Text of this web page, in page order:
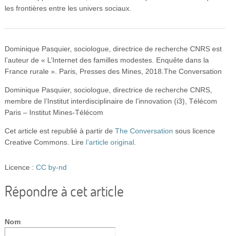
les frontières entre les univers sociaux.
Dominique Pasquier, sociologue, directrice de recherche CNRS est
l’auteur de « L’Internet des familles modestes. Enquête dans la
France rurale ». Paris, Presses des Mines, 2018.The Conversation
Dominique Pasquier, sociologue, directrice de recherche CNRS,
membre de l’Institut interdisciplinaire de l’innovation (i3), Télécom
Paris – Institut Mines-Télécom
Cet article est republié à partir de The Conversation sous licence
Creative Commons. Lire l’article original.
Licence : CC by-nd
Répondre à cet article
Nom